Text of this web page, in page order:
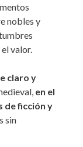
nobles y
valor.
claro y
en el
de ficción y
sin